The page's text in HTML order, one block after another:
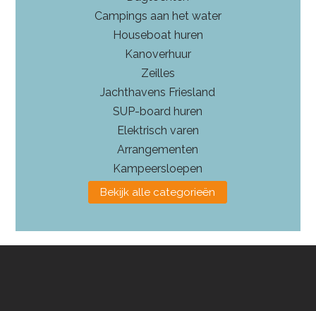
Campings aan het water
Houseboat huren
Kanoverhuur
Zeilles
Jachthavens Friesland
SUP-board huren
Elektrisch varen
Arrangementen
Kampeersloepen
Bekijk alle categorieën